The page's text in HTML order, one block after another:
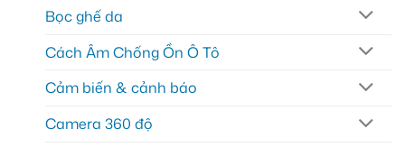
Bọc ghế da
Cách Âm Chống Ồn Ô Tô
Cảm biến & cảnh báo
Camera 360 độ